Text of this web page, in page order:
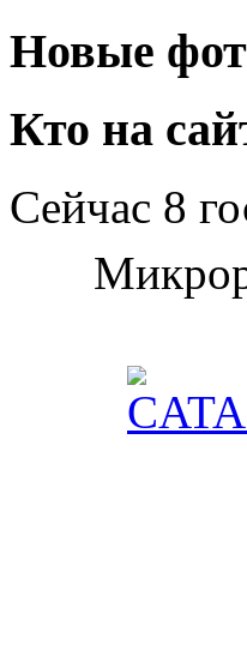
Новые
Кто на
Сейчас 8